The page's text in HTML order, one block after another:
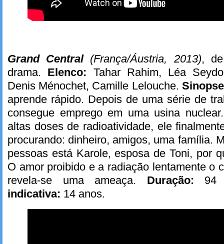
Grand Central(França/Áustria, 2013),
drama. Elenco: Tahar Rahim, Léa
Denis Ménochet, Camille Lelouche.
aprende rápido. Depois de uma série de
consegue emprego em uma usina
altas doses de radioatividade, ele
procurando: dinheiro, amigos, uma família.
pessoas está Karole, esposa de Toni, por
O amor proibido e a radiação lentamente o
revela-se uma ameaça. Duração: 94
indicativa: 14 anos.